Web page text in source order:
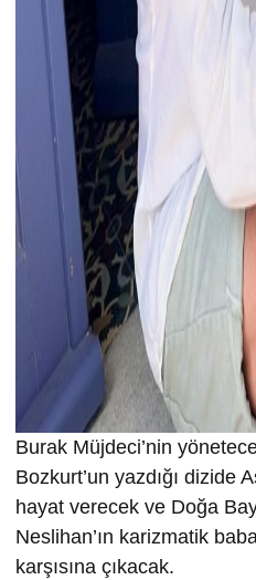
Burak Müjdeci’nin
Bozkurt’un yazdığı dizide
hayat verecek ve Doğa
Neslihan’ın karizmatik
karşısına çıkacak.